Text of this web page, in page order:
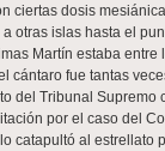
ciertas dosis
otras islas hasta el
Martín estaba entre
cántaro fue tantas
del Tribunal Supremo
por el caso del
catapultó al estrellato